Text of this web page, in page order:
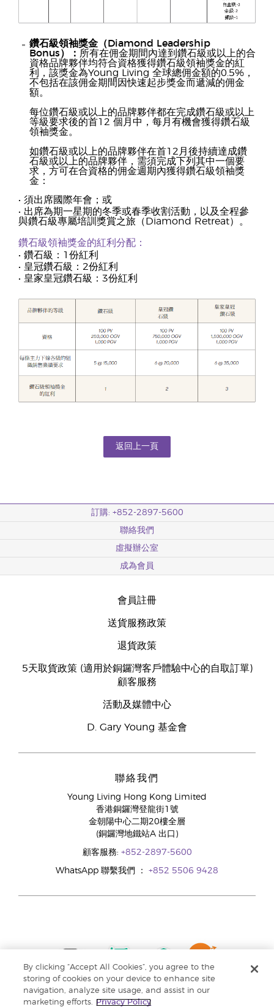
鑽石級領袖獎金（Diamond Leadership
Bonus）： 所有在佣金期間內達到鑽石級或以上的合
資格品牌夥伴均符合資格獲得鑽石級領袖獎金的紅
利，該獎金為Young Living 全球總佣金額的0.5%，
不包括在該佣金期間因快速起步獎金而遞減的佣金
額。
每位鑽石級或以上的品牌夥伴都在完成鑽石級或以上
等級要求後的首12 個月中，每月有機會獲得鑽石級
領袖獎金。
如鑽石級或以上的品牌夥伴在首12月後持續達成鑽
石級或以上的品牌夥伴，需須完成下列其中一個要
求，方可在合資格的佣金週期內獲得鑽石級領袖獎
金：
• 須出席國際年會；或
• 出席為期一星期的冬季或春季收割活動，以及全程參
與鑽石級專屬培訓獎賞之旅（Diamond Retreat）。
鑽石級領袖獎金的紅利分配：
• 鑽石級：1份紅利
• 皇冠鑽石級：2份紅利
• 皇家皇冠鑽石級：3份紅利
返回上一頁
訂購: +852-2897-5600
聯絡我們
虛擬辦公室
成為會員
會員註冊
送貨服務政策
退貨政策
5天取貨政策 (適用於銅鑼灣客戶體驗中心的自取訂單)
顧客服務
活動及媒體中心
D. Gary Young 基金會
聯絡我們
Young Living Hong Kong Limited
香港銅鑼灣登龍街1號
金朝陽中心二期20樓全層
(銅鑼灣地鐵站A 出口)
顧客服務: +852-2897-5600
WhatsApp 聯繫我們 ： +852 5506 9428
By clicking “Accept All Cookies”, you agree to the
storing of cookies on your device to enhance site
navigation, analyze site usage, and assist in our
marketing efforts.
Privacy Policy